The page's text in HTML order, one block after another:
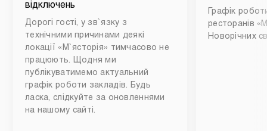
відключень
Дорогі гості, у зв`язку з
технічними причинами деякі
локації «М`ясторія» тимчасово не
працюють. Щодня ми
публікуватимемо актуальний
графік роботи закладів. Будь
ласка, слідкуйте за оновленнями
на нашому сайті.
Графік
ресторанів
Новорічних